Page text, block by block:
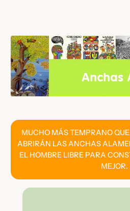
contenido
MUCHO MÁS TEMPRANO
ABRIRÁN LAS ANCHAS
EL HOMBRE LIBRE PARA
MEJOR.